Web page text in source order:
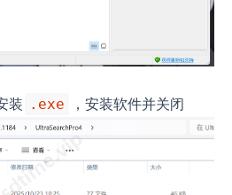
装 .exe ，安装软件并关闭